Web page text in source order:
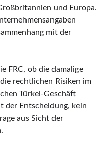
und Europa.
mit der
FRC, ob die damalige
rechtlichen Risiken im
Türkei-Geschäft
der Entscheidung, kein
aus Sicht der